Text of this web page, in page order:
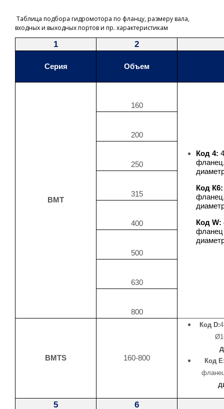
Таблица подбора гидромотора по фланцу, размеру вала,
входных и выходных портов и пр. характеристикам
1 2
Серия Объем
BMT
160
Код 4:
Код К6:
Код W:
200
250
315
400
500
630
800
BMTS 160-800
Код D:
Код
5 6